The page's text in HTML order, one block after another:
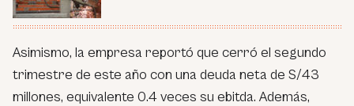
Asimismo, la empresa reportó que cerró el segundo
trimestre de este año con una deuda neta de S/43
millones, equivalente 0.4 veces su ebitda. Además,